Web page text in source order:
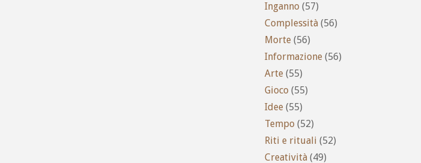
Inganno (57)
Complessità (56)
Morte (56)
Informazione (56)
Arte (55)
Gioco (55)
Idee (55)
Tempo (52)
Riti e rituali (52)
Creatività (49)